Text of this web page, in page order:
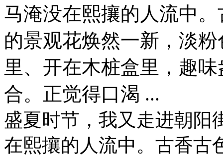
马淹没在熙攘的人流中
的景观花焕然一新，淡
里、开在木桩盒里，趣
合。正觉得口渴 ...
盛夏时节，我又走进朝阳
在熙攘的人流中。古香古